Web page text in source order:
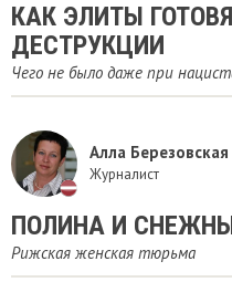
КАК ЭЛИТЫ
ДЕСТРУКЦИИ
Чего не было даже при
Алла Березовская
Журналист
ПОЛИНА И
Рижская женская тюрьма